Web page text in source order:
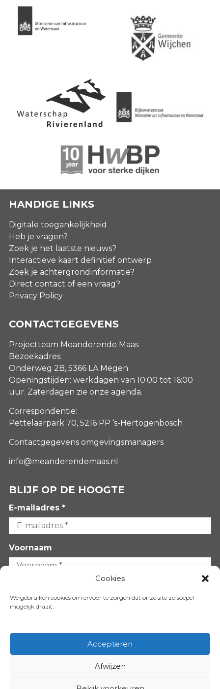
Cookies
We gebruiken cookies om ervoor te zorgen dat onze site zo soepel
mogelijk draait.
Accepteren
Afwijzen
HANDIGE LINKS
Digitale toegankelijkheid
Heb je vragen?
Zoek je het laatste nieuws?
Interactieve kaart definitief ontwerp
Zoek je achtergrondinformatie?
Direct contact of een vraag?
Privacy Policy
CONTACTGEGEVENS
Projectteam Meanderende Maas
Bezoekadres:
Onderweg 2B, 5366 LA Megen
Openingstijden: werkdagen van 10:00 tot 16:00
uur. Zaterdagen zie onze agenda.
Correspondentie:
Pettelaarpark 70, 5216 PP ‘s-Hertogenbosch
Contactgegevens omgevingsmanagers
info@meanderendemaas.nl
BLIJF OP DE HOOGTE
E-mailadres *
Voornaam
VOLG ONS OP: